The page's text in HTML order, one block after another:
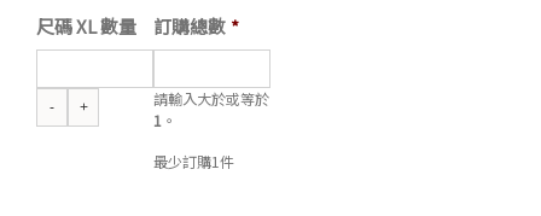
尺碼 XL 數量 訂購總數 *
請輸入大於或等於
1 。
最少訂購1件